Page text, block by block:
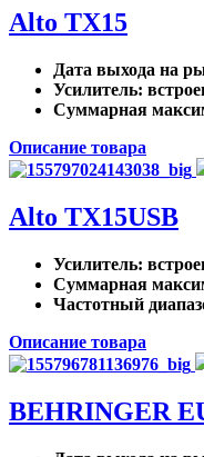
Alto TX15
Дата выхода на
Усилитель:
Суммарная
Описание товара
Alto TX15USB
Усилитель:
Суммарная
Частотный
Описание товара
BEHRINGER